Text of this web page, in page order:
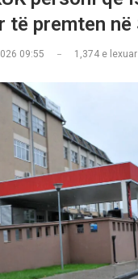
të premten
09:55 1,374 e lexuar